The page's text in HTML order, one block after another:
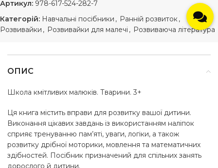
Артикул: 978-617-524-282-7
Категорій: Навчальні посібники , Ранній розвиток ,
Розвивайки , Розвивайки для малечі , Розвиваюча література
ОПИС
Школа кмітливих малюків. Тварини. 3+
Ця книга містить вправи для розвитку вашої дитини.
Виконання цікавих завдань із використанням наліпок
сприяє тренуванню пам’яті, уваги, логіки, а також
розвитку дрібної моторики, мовлення та математичних
здібностей. Посібник призначений для спільних занять
дорослого й дитини.